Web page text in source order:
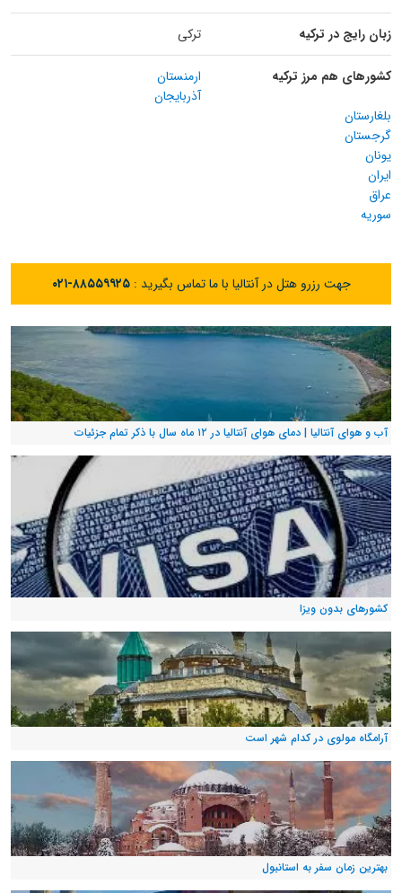
زبان رایج در ترکیه ترکی
کشورهای هم مرز ترکیه
ارمنستان
آذربایجان
بلغارستان
گرجستان
یونان
ایران
عراق
سوریه
جهت رزرو هتل در آنتالیا با ما تماس بگیرید :۰۲۱-۸۸۵۵۹۹۲۵
آب و هوای آنتالیا | دمای هوای آنتالیا در ۱۲ ماه سال با ذکر تمام جزئیات
کشورهای بدون ویزا
آرامگاه مولوی در کدام شهر است
بهترین زمان سفر به استانبول